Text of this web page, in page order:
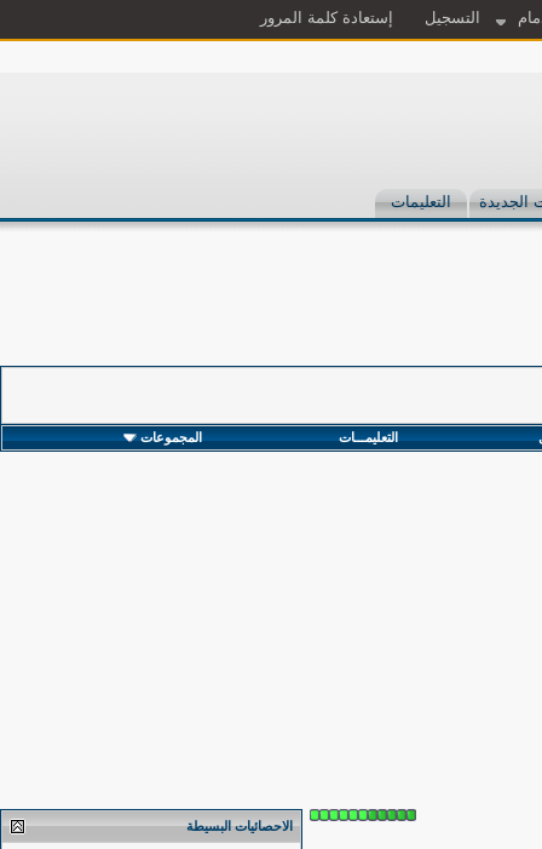
التسجيل إستعادة كلمة المرور
الجديدة التعليمات
التعليمـــات المجموعات
الاحصائيات البسيطة